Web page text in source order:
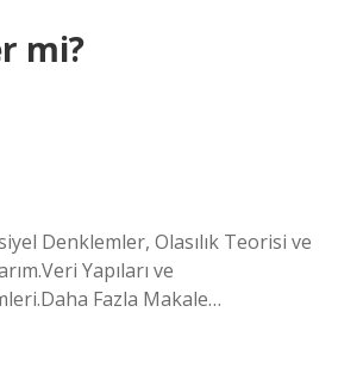
mi?
Denklemler, Olasılık Teorisi ve
Yapıları ve
Fazla Makale…